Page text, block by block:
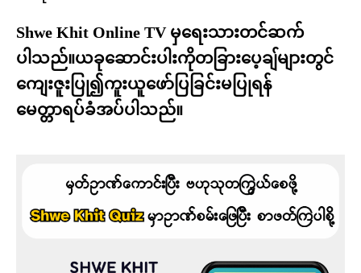
Shwe Khit Online TV မှရေးသားတင်ဆက်
ပါသည်။ယခုဆောင်းပါးကိုတခြားပေ့ချ်များတွင်
ကျေးဇူးပြု၍ကူးယူဖော်ပြခြင်းမပြုရန်
မေတ္တာရပ်ခံအပ်ပါသည်။